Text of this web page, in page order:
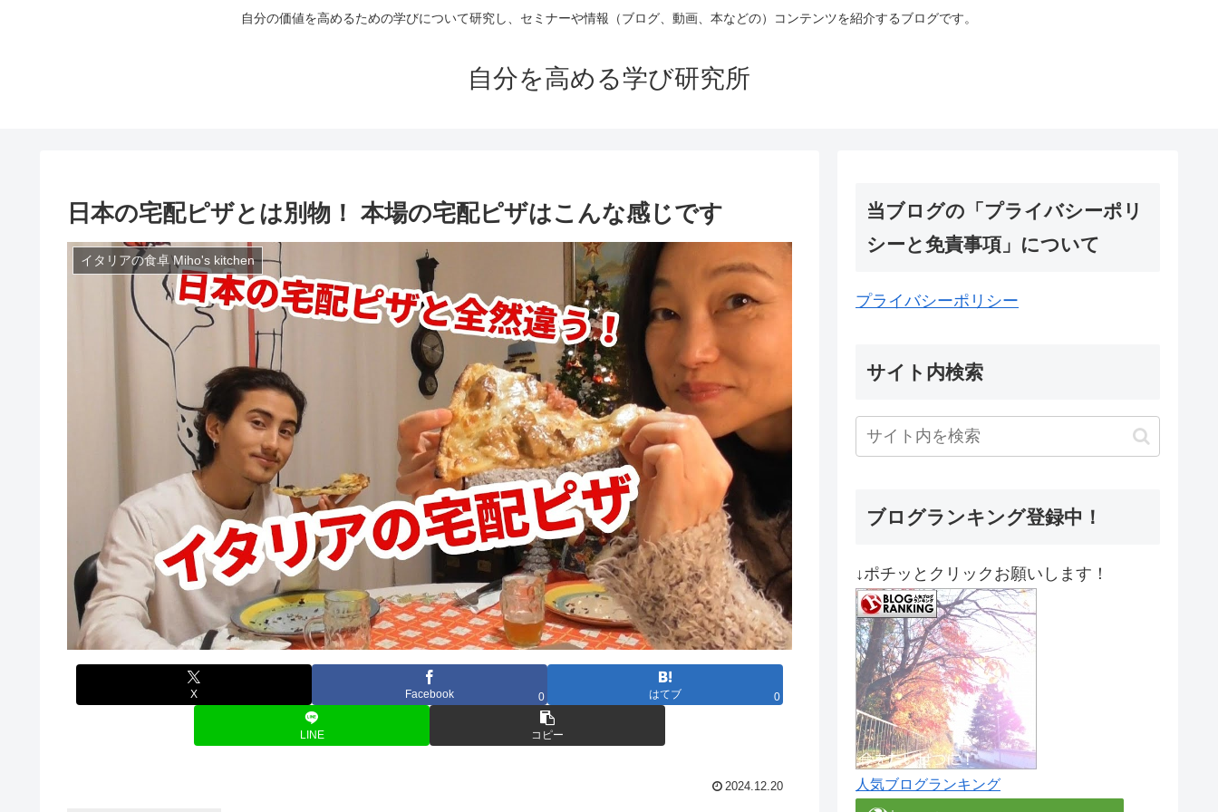
自分の価値を高めるための学びについて研究し、セミナーや情報（ブログ、動画、本などの）コンテンツを紹介するブログです。
自分を高める学び研究所
日本の宅配ピザとは別物！ 本場の宅配ピザはこんな感じです
イタリアの食卓 Miho's kitchen
X Facebook 0 はてブ 0
LINE コピー
2024.12.20
当ブログの「プライバシーポリ
シーと免責事項」について
プライバシーポリシー
サイト内検索
ブログランキング登録中！
↓ポチッとクリックお願いします！
人気ブログランキング